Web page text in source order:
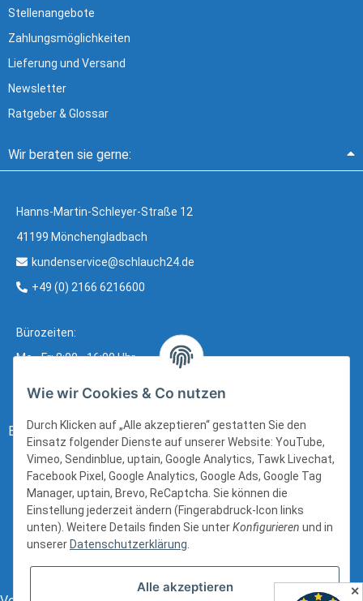
Stellenangebote
Zahlungsmöglichkeiten
Lieferung und Versand
Newsletter
Ratgeber & Glossar
Wir beraten sie gerne:
Hanns-Martin-Schleyer-Straße 12
41199 Mönchengladbach
kundenservice@schlauch24.de
+49 (0) 2166 6216600
Bürozeiten:
Mo - Fr: 8:00 - 16:00 Uhr
Bezahlung:
Wie wir Cookies & Co nutzen
Durch Klicken auf „Alle akzeptieren“ gestatten Sie den
Einsatz folgender Dienste auf unserer Website: YouTube,
Vimeo, Sendinblue, uptain, Google Analytics, Tawk Livechat,
Facebook Pixel, Google Analytics, Google Ads, Google Tag
Manager, uptain, Brevo, ReCaptcha. Sie können die
Einstellung jederzeit ändern (Fingerabdruck-Icon links
unten). Weitere Details finden Sie unterKonfigurieren und in
unserer Datenschutzerklärung.
Alle akzeptieren ✕